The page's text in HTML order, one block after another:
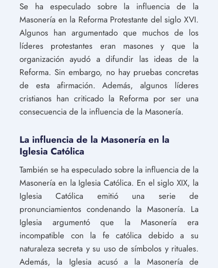
Se ha especulado sobre la influencia de la
Masonería en la Reforma Protestante del siglo XVI.
Algunos han argumentado que muchos de los
líderes protestantes eran masones y que la
organización ayudó a difundir las ideas de la
Reforma. Sin embargo, no hay pruebas concretas
de esta afirmación. Además, algunos líderes
cristianos han criticado la Reforma por ser una
consecuencia de la influencia de la Masonería.
La influencia de la Masonería en la
Iglesia Católica
También se ha especulado sobre la influencia de la
Masonería en la Iglesia Católica. En el siglo XIX, la
Iglesia Católica emitió una serie de
pronunciamientos condenando la Masonería. La
Iglesia argumentó que la Masonería era
incompatible con la fe católica debido a su
naturaleza secreta y su uso de símbolos y rituales.
Además, la Iglesia acusó a la Masonería de